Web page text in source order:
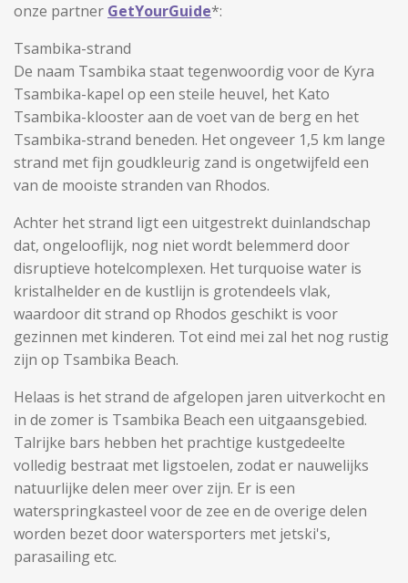
onze partner GetYourGuide*:
Tsambika-strand
De naam Tsambika staat tegenwoordig voor de Kyra
Tsambika-kapel op een steile heuvel, het Kato
Tsambika-klooster aan de voet van de berg en het
Tsambika-strand beneden. Het ongeveer 1,5 km lange
strand met fijn goudkleurig zand is ongetwijfeld een
van de mooiste stranden van Rhodos.
Achter het strand ligt een uitgestrekt duinlandschap
dat, ongelooflijk, nog niet wordt belemmerd door
disruptieve hotelcomplexen. Het turquoise water is
kristalhelder en de kustlijn is grotendeels vlak,
waardoor dit strand op Rhodos geschikt is voor
gezinnen met kinderen. Tot eind mei zal het nog rustig
zijn op Tsambika Beach.
Helaas is het strand de afgelopen jaren uitverkocht en
in de zomer is Tsambika Beach een uitgaansgebied.
Talrijke bars hebben het prachtige kustgedeelte
volledig bestraat met ligstoelen, zodat er nauwelijks
natuurlijke delen meer over zijn. Er is een
waterspringkasteel voor de zee en de overige delen
worden bezet door watersporters met jetski's,
parasailing etc.